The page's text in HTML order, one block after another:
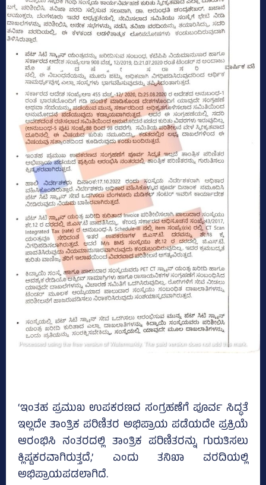
‘ಇಂತಹ ಪ್ರಮುಖ ಉಪಕರಣದ ಸಂಗ್ರಹಣೆಗೆ ಪೂರ್ವ ಸಿದ್ಧತೆ
ಇಲ್ಲದೇ ತಾಂತ್ರಿಕ ಪರಿಣಿತರ ಅಭಿಪ್ರಾಯ ಪಡೆಯದೇ ಪ್ರಕ್ರಿಯೆ
ಆರಂಭಿಸಿ ನಂತರದಲ್ಲಿ ತಾಂತ್ರಿಕ ಪರಿಣಿತರನ್ನು ಗುರುತಿಸಲು
ಕ್ಲಿಷ್ಟಕರವಾಗಿರುತ್ತದೆ,’ ಎಂದು ತನಿಖಾ ವರದಿಯಲ್ಲಿ
ಅಭಿಪ್ರಾಯಪಡಲಾಗಿದೆ.